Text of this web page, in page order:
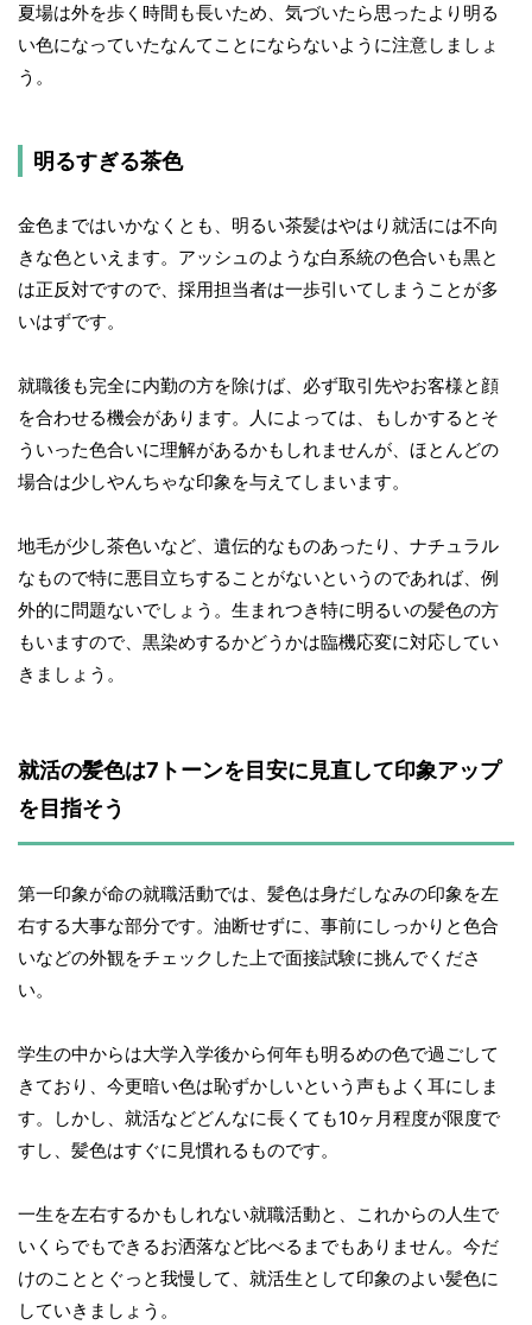
夏場は外を歩く時間も長いため、気づいたら思ったより明る
い色になっていたなんてことにならないように注意しましょ
う。
明るすぎる茶色
金色まではいかなくとも、明るい茶髪はやはり就活には不向
きな色といえます。アッシュのような白系統の色合いも黒と
は正反対ですので、採用担当者は一歩引いてしまうことが多
いはずです。
就職後も完全に内勤の方を除けば、必ず取引先やお客様と顔
を合わせる機会があります。人によっては、もしかするとそ
ういった色合いに理解があるかもしれませんが、ほとんどの
場合は少しやんちゃな印象を与えてしまいます。
地毛が少し茶色いなど、遺伝的なものあったり、ナチュラル
なもので特に悪目立ちすることがないというのであれば、例
外的に問題ないでしょう。生まれつき特に明るいの髪色の方
もいますので、黒染めするかどうかは臨機応変に対応してい
きましょう。
就活の髪色は7トーンを目安に見直して印象アップ
を目指そう
第一印象が命の就職活動では、髪色は身だしなみの印象を左
右する大事な部分です。油断せずに、事前にしっかりと色合
いなどの外観をチェックした上で面接試験に挑んでくださ
い。
学生の中からは大学入学後から何年も明るめの色で過ごして
きており、今更暗い色は恥ずかしいという声もよく耳にしま
す。しかし、就活などどんなに長くても10ヶ月程度が限度で
すし、髪色はすぐに見慣れるものです。
一生を左右するかもしれない就職活動と、これからの人生で
いくらでもできるお洒落など比べるまでもありません。今だ
けのこととぐっと我慢して、就活生として印象のよい髪色に
していきましょう。